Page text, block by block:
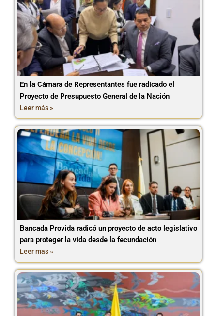
En la Cámara de Representantes fue radicado el
Proyecto de Presupuesto General de la Nación
Leer más »
Bancada Provida radicó un proyecto de acto legislativo
para proteger la vida desde la fecundación
Leer más »